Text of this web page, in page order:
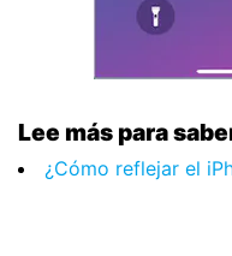
Lee más para
¿Cómo reflejar el